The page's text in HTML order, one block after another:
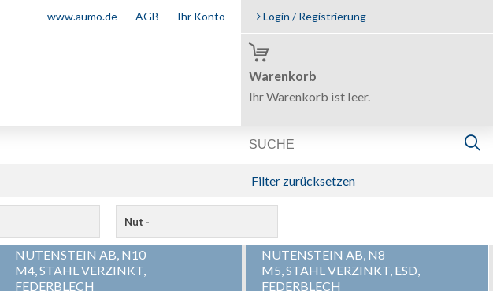
www.aumo.de AGB Ihr Konto Login / Registrierung
Warenkorb
Ihr Warenkorb ist leer.
Filter zurücksetzen
Nut -
NUTENSTEIN AB, N10
M4, STAHL VERZINKT,
FEDERBLECH
NUTENSTEIN AB, N8
M5, STAHL VERZINKT, ESD,
FEDERBLECH